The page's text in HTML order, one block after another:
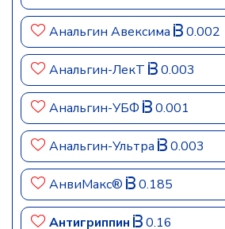
Анальгин Авексима 0.002
Анальгин-ЛекТ 0.003
Анальгин-УБФ 0.001
Анальгин-Ультра 0.003
АнвиМакс® 0.185
Антигриппин 0.16